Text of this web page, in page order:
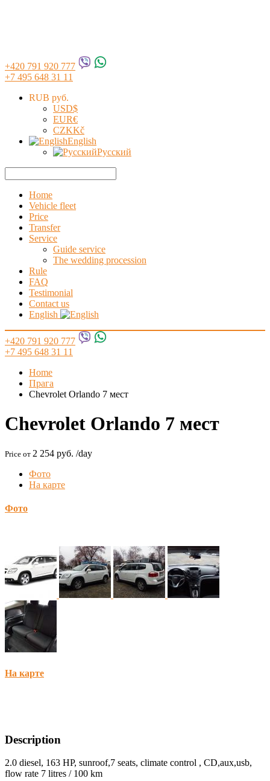
+420 791 920 777
+7 495 648 31 11
RUB руб.
USD$
EUR€
CZKKč
English
Русский
Home
Vehicle fleet
Price
Transfer
Service
Guide service
The wedding procession
Rule
FAQ
Testimonial
Contact us
English
+420 791 920 777
+7 495 648 31 11
Home
Прага
Chevrolet Orlando 7 мест
Chevrolet Orlando 7 мест
Price от 2 254 руб. /day
Фото
На карте
Фото
На карте
Description
2.0 diesel, 163 HP, sunroof,7 seats, climate control , CD,aux,usb,
flow rate 7 litres / 100 km